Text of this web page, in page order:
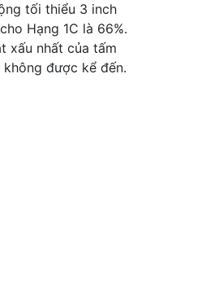
tối thiểu 3 inch
Hạng 1C là 66%.
xấu nhất của tấm
được kể đến.